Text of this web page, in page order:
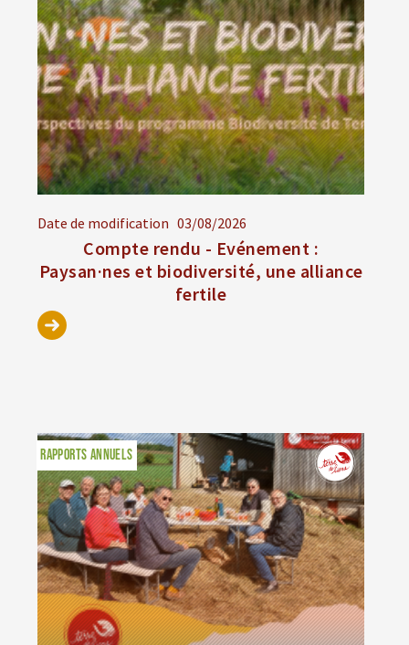
Date de modification 03/08/2026
Compte rendu - Evénement :
Paysan·nes et biodiversité, une alliance
fertile
RAPPORTS ANNUELS